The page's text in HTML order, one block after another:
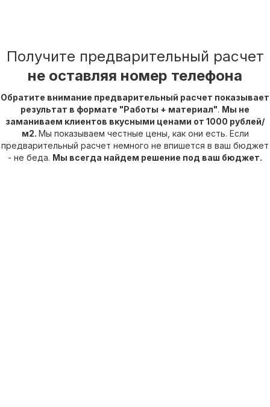
Получите предварительный расчет
не оставляя номер телефона
Обратите внимание предварительный расчет показывает
результат в формате "Работы + материал". Мы не
заманиваем клиентов вкусными ценами от 1000 рублей/
м2. Мы показываем честные цены, как они есть. Если
предварительный расчет немного не впишется в ваш бюджет
- не беда. Мы всегда найдем решение под ваш бюджет.